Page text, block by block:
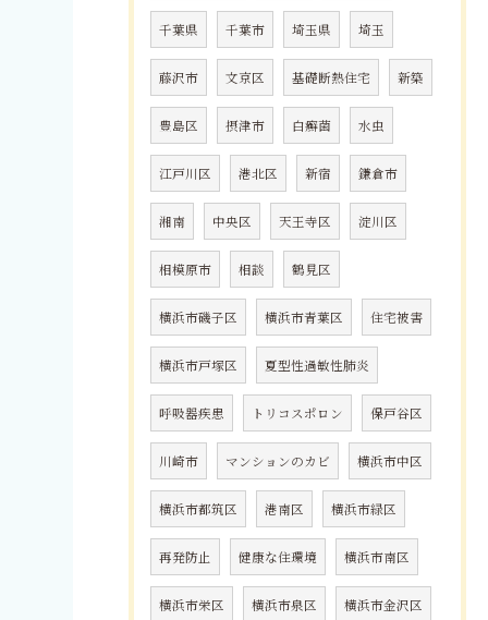
千葉県 千葉市 埼玉県 埼玉
藤沢市 文京区 基礎断熱住宅 新築
豊島区 摂津市 白癬菌 水虫
江戸川区 港北区 新宿 鎌倉市
湘南 中央区 天王寺区 淀川区
相模原市 相談 鶴見区
横浜市磯子区 横浜市青葉区 住宅被害
横浜市戸塚区 夏型性過敏性肺炎
呼吸器疾患 トリコスポロン 保戸谷区
川崎市 マンションのカビ 横浜市中区
横浜市都筑区 港南区 横浜市緑区
再発防止 健康な住環境 横浜市南区
横浜市栄区 横浜市泉区 横浜市金沢区